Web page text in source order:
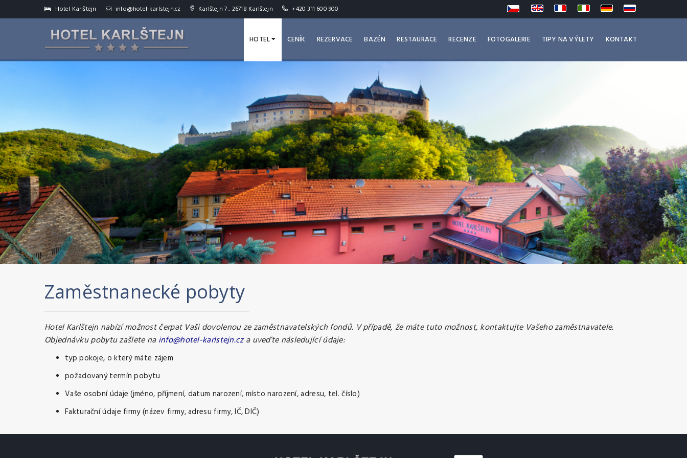
Hotel Karlštejn info@hotel-karlstejn.cz Karlštejn 7 , 26718 Karlštejn +420 311 600 900
HOTEL CENÍK REZERVACE BAZÉN RESTAURACE RECENZE FOTOGALERIE TIPY NA VÝLETY KONTAKT
Zaměstnanecké pobyty
Hotel Karlštejn nabízí možnost čerpat Vaši dovolenou ze zaměstnavatelských fondů. V případě, že máte tuto možnost, kontaktujte Vašeho zaměstnavatele.
Objednávku pobytu zašlete nainfo@hotel-karlstejn.cza uveďte následující údaje:
typ pokoje, o který máte zájem
požadovaný termín pobytu
Vaše osobní údaje (jméno, příjmení, datum narození, místo narození, adresu, tel. číslo)
Fakturační údaje firmy (název firmy, adresu firmy, IČ, DIČ)